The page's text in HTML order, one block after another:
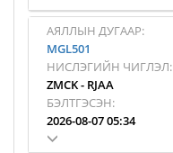
АЯЛЛЫН ДУГААР:
MGL501
НИСЛЭГИЙН ЧИГЛЭЛ:
ZMCK- RJAA
БЭЛТГЭСЭН:
2026-08-07 05:34